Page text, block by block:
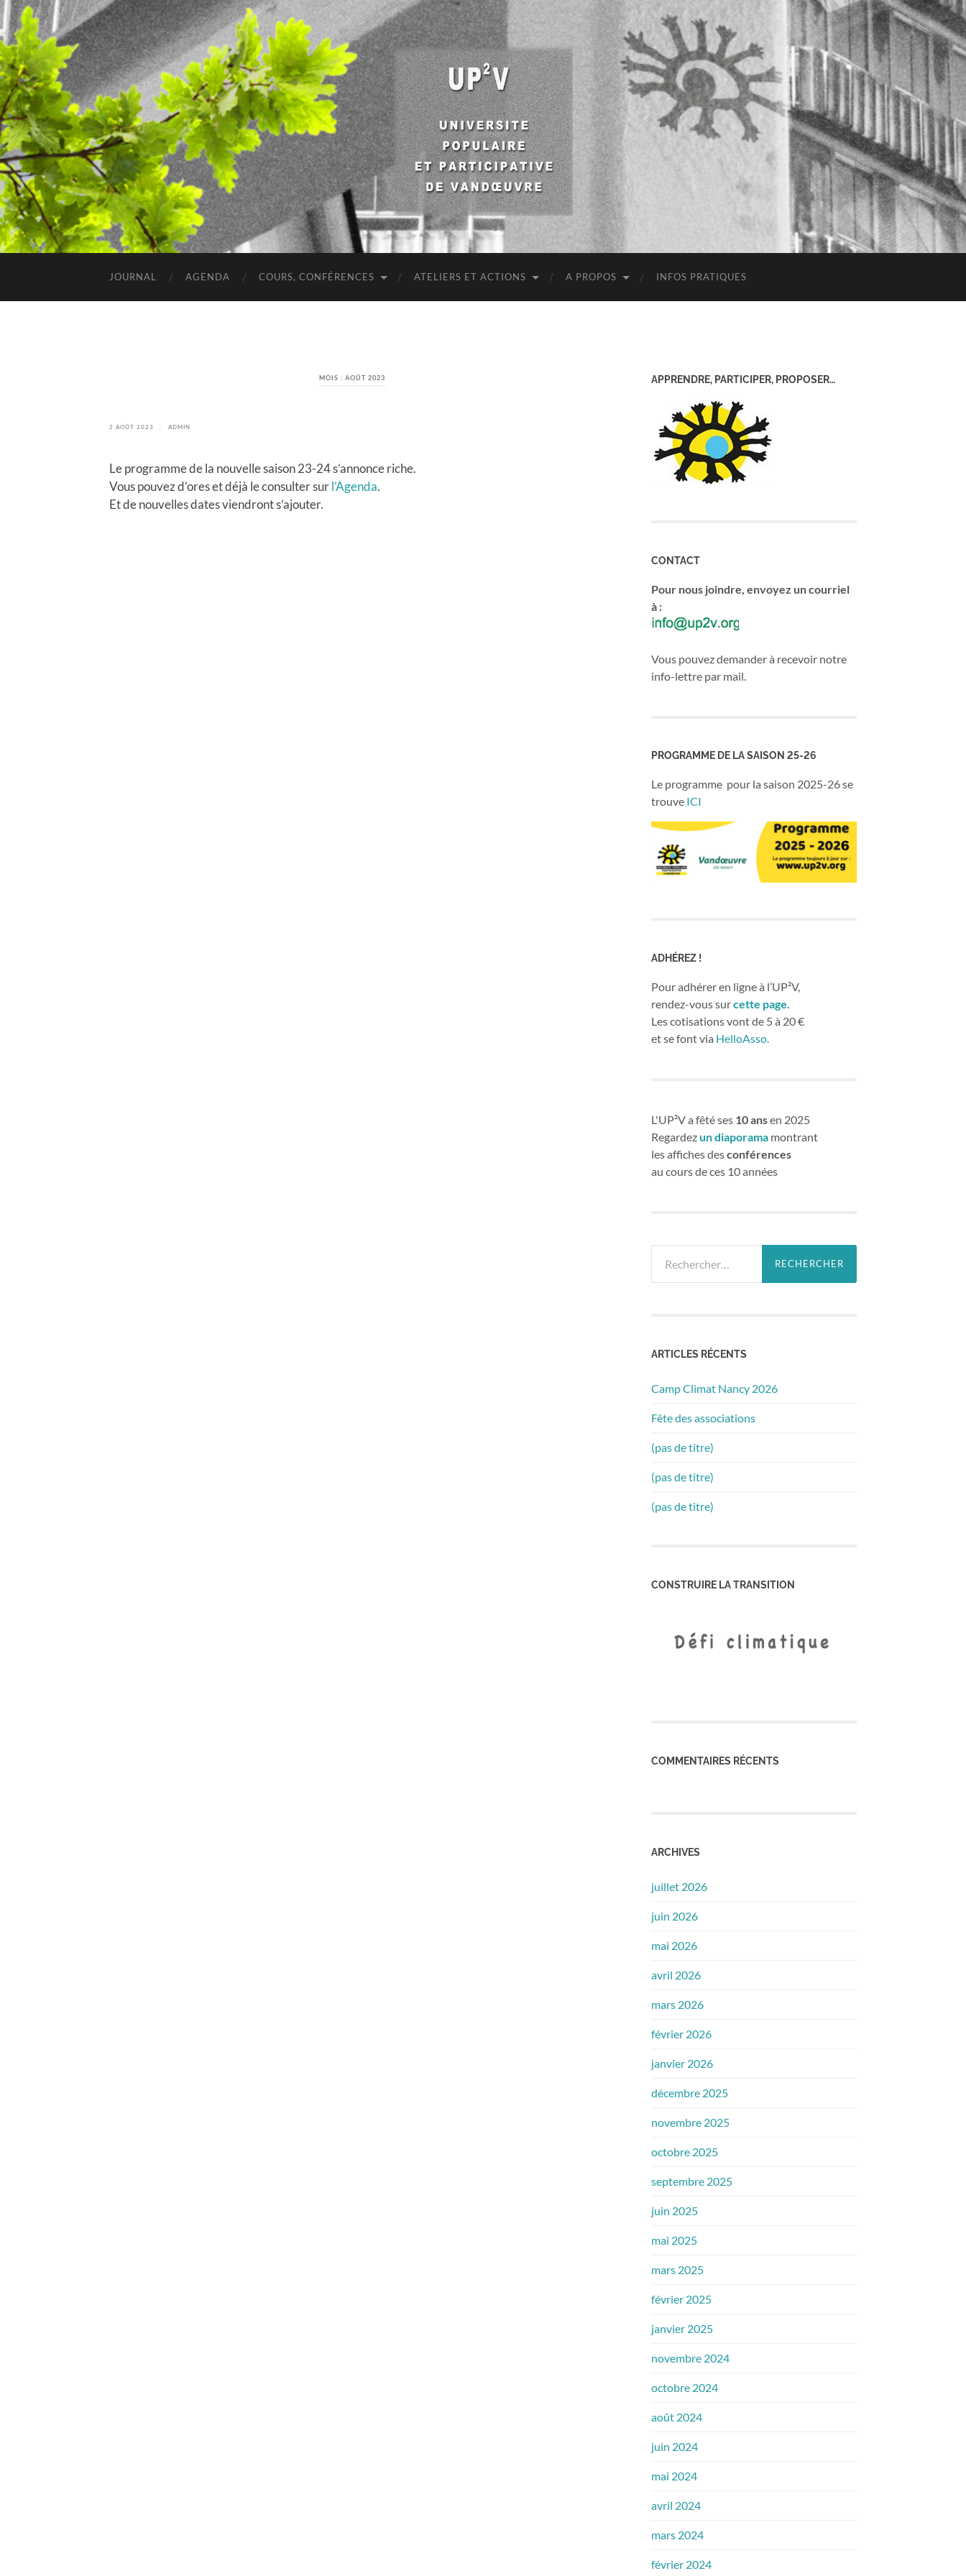
UP2V
JOURNAL AGENDA COURS, CONFÉRENCES ATELIERS ET ACTIONS A PROPOS INFOS PRATIQUES
MOIS : AOÛT 2023
2 AOÛT 2023 ADMIN
Le programme de la nouvelle saison 23-24 s’annonce riche.
Vous pouvez d’ores et déjà le consulter surl’Agenda.
Et de nouvelles dates viendront s’ajouter.
APPRENDRE, PARTICIPER, PROPOSER…
CONTACT
Pour nous joindre, envoyez un courriel
à :
Vous pouvez demander à recevoir notre
info-lettre par mail.
PROGRAMME DE LA SAISON 25-26
Le programme pour la saison 2025-26 se
trouve ICI
ADHÉREZ !
Pour adhérer en ligne à l’UP²V,
rendez-vous surcette page.
Les cotisations vont de 5 à 20 €
et se font via HelloAsso.
L'UP²V a fêté ses 10 ansen 2025
Regardezun diaporama montrant
les affiches desconférences
au cours de ces 10 années
ARTICLES RÉCENTS
Camp Climat Nancy 2026
Fête des associations
(pas de titre)
(pas de titre)
(pas de titre)
CONSTRUIRE LA TRANSITION
COMMENTAIRES RÉCENTS
ARCHIVES
juillet 2026
juin 2026
mai 2026
avril 2026
mars 2026
février 2026
janvier 2026
décembre 2025
novembre 2025
octobre 2025
septembre 2025
juin 2025
mai 2025
mars 2025
février 2025
janvier 2025
novembre 2024
octobre 2024
août 2024
juin 2024
mai 2024
avril 2024
mars 2024
février 2024